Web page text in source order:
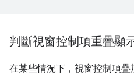
判斷視窗控制項重疊顯
在某些情況下，視窗控制項疊